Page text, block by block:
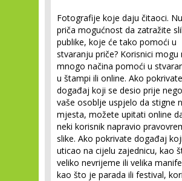
Fotografije koje daju čitaoci.
priča mogućnost da zatražite
publike, koje će tako pomoći u
stvaranju priče? Korisnici mogu
mnogo načina pomoći u
u štampi ili online. Ako pokrivate
događaj koji se desio prije
vaše osoblje uspjelo da stigne
mjesta, možete upitati online
neki korisnik napravio
slike. Ako pokrivate događaj
uticao na cijelu zajednicu, kao
veliko nevrijeme ili velika
kao što je parada ili festival,